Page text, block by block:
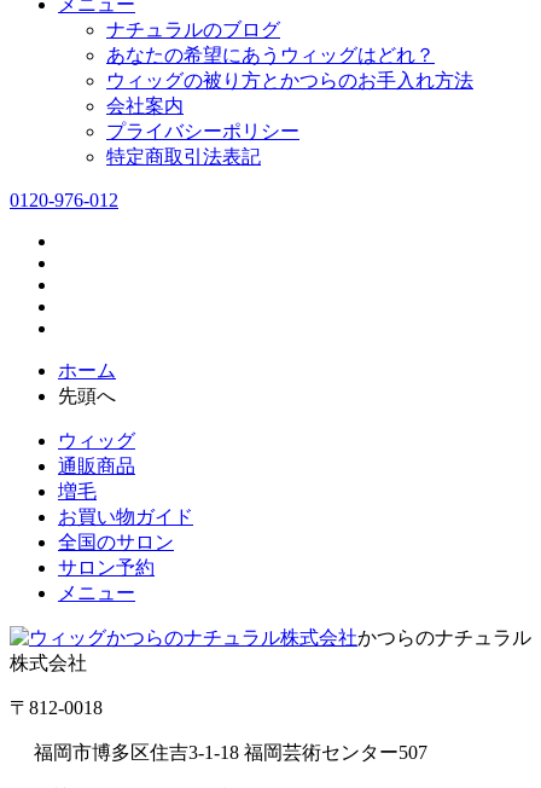
メニュー
ナチュラルのブログ
あなたの希望にあうウィッグはどれ？
ウィッグの被り方とかつらのお手入れ方法
会社案内
プライバシーポリシー
特定商取引法表記
0120-976-012
ホーム
先頭へ
ウィッグ
通販商品
増毛
お買い物ガイド
全国のサロン
サロン予約
メニュー
かつらのナチュラル
株式会社
〒812-0018
福岡市博多区住吉3-1-18 福岡芸術センター507